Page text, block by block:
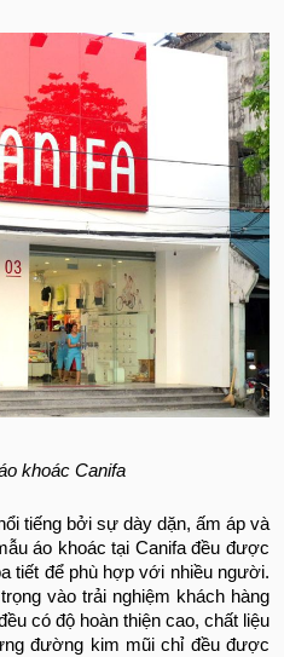
khoác Canifa
tiếng bởi sự dày dặn, ấm áp và
áo khoác tại Canifa đều được
tiết để phù hợp với nhiều người.
vào trải nghiệm khách hàng
có độ hoàn thiện cao, chất liệu
đường kim mũi chỉ đều được